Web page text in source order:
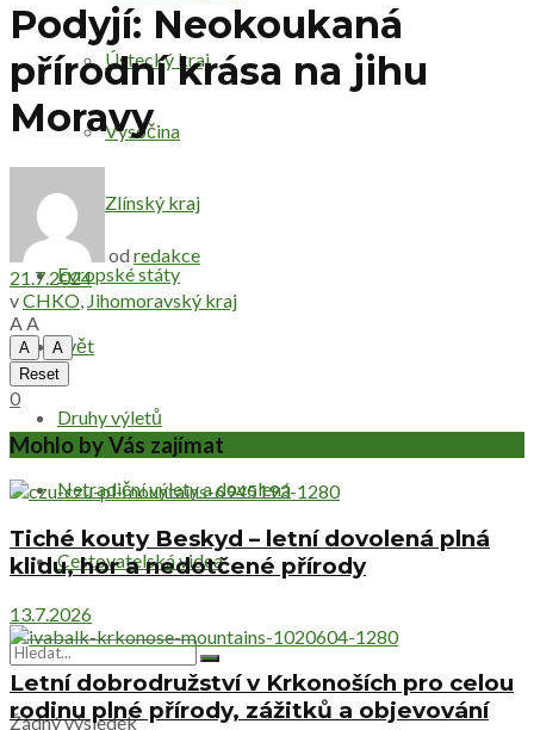
Ústecký kraj
Vysočina
Zlínský kraj
Evropské státy
Svět
Druhy výletů
Netradiční výlety a dovolená
Cestovatelská videa
Žádný výsledek
Podyjí: Neokoukaná
přírodní krása na jihu
Moravy
od redakce
21.7.2024
vCHKO, Jihomoravský kraj
AA
A
A
Reset
0
Mohlo by Vás zajímat
Tiché kouty Beskyd – letní dovolená plná
klidu, hor a nedotčené přírody
13.7.2026
Letní dobrodružství v Krkonoších pro celou
rodinu plné přírody, zážitků a objevování